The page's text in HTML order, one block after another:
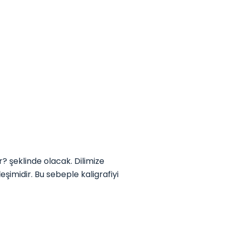
şeklinde olacak. Dilimize
Bu sebeple kaligrafiyi